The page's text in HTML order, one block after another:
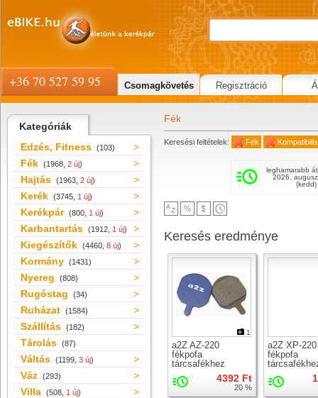
Kategóriák
Edzés, Fitness (103)
Fék (1968, 2 új)
Hajtás (1963, 2 új)
Kerék (3745, 1 új)
Kerékpár (800, 1 új)
Karbantartás (1912, 1 új)
Kiegészítők (4460, 8 új)
Kormány (1431)
Nyereg (808)
Rugóstag (34)
Ruházat (1584)
Szállítás (182)
Tárolás (87)
Váltás (1199, 3 új)
Váz (293)
Villa (508, 1 új)
Fék
Keresési feltételek: Fék
leghamarabb
2026.
(kedd)
Keresés eredménye
1
a2Z AZ-220
fékpofa
tárcsafékhez
4392 Ft
20 %
a2Z XP-220
fékpofa
+36 70 527 59 95 Csomagkövetés Regisztráció